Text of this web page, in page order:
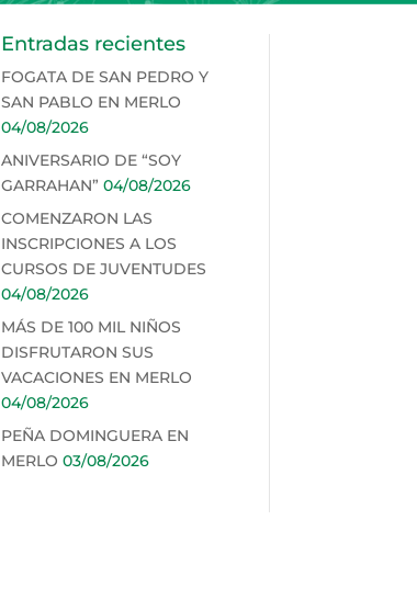
Entradas recientes
FOGATA DE SAN PEDRO Y
SAN PABLO EN MERLO
04/08/2026
ANIVERSARIO DE “SOY
GARRAHAN” 04/08/2026
COMENZARON LAS
INSCRIPCIONES A LOS
CURSOS DE JUVENTUDES
04/08/2026
MÁS DE 100 MIL NIÑOS
DISFRUTARON SUS
VACACIONES EN MERLO
04/08/2026
PEÑA DOMINGUERA EN
MERLO 03/08/2026